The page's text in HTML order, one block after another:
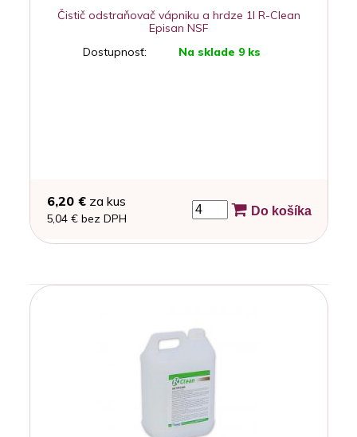
Čistič odstraňovač vápniku a hrdze 1l R-Clean
Episan NSF
Dostupnosť:
Na sklade 9 ks
6,20 €za kus
5,04 € bez DPH
Do košíka